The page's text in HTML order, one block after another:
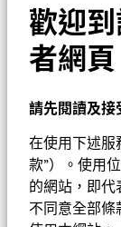
歡迎
者網頁
請先閱讀及接
在使用下述服
款”）。使用
的網站，即代
不同意全部條
貝萊
淨值截至 2026年8月7日
EUR 57.26
52週波幅 47.64 -